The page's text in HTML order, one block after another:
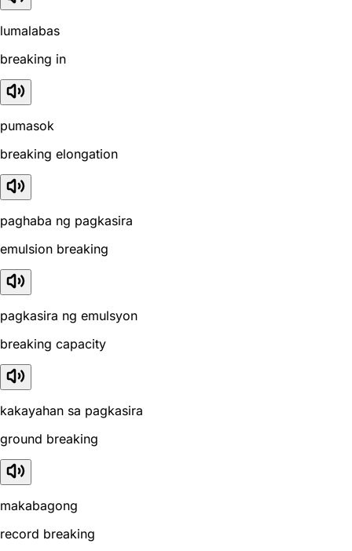
lumalabas
breaking in
pumasok
breaking elongation
paghaba ng pagkasira
emulsion breaking
pagkasira ng emulsyon
breaking capacity
kakayahan sa pagkasira
ground breaking
makabagong
record breaking